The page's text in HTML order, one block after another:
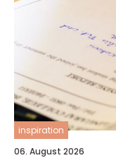
inspiration
06. August 2026